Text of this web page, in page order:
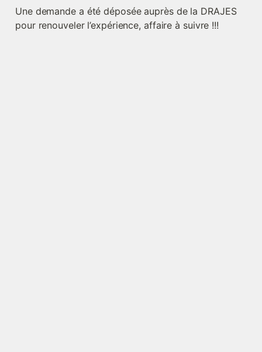
Une demande a été déposée auprès de la DRAJES
pour renouveler l’expérience, affaire à suivre !!!